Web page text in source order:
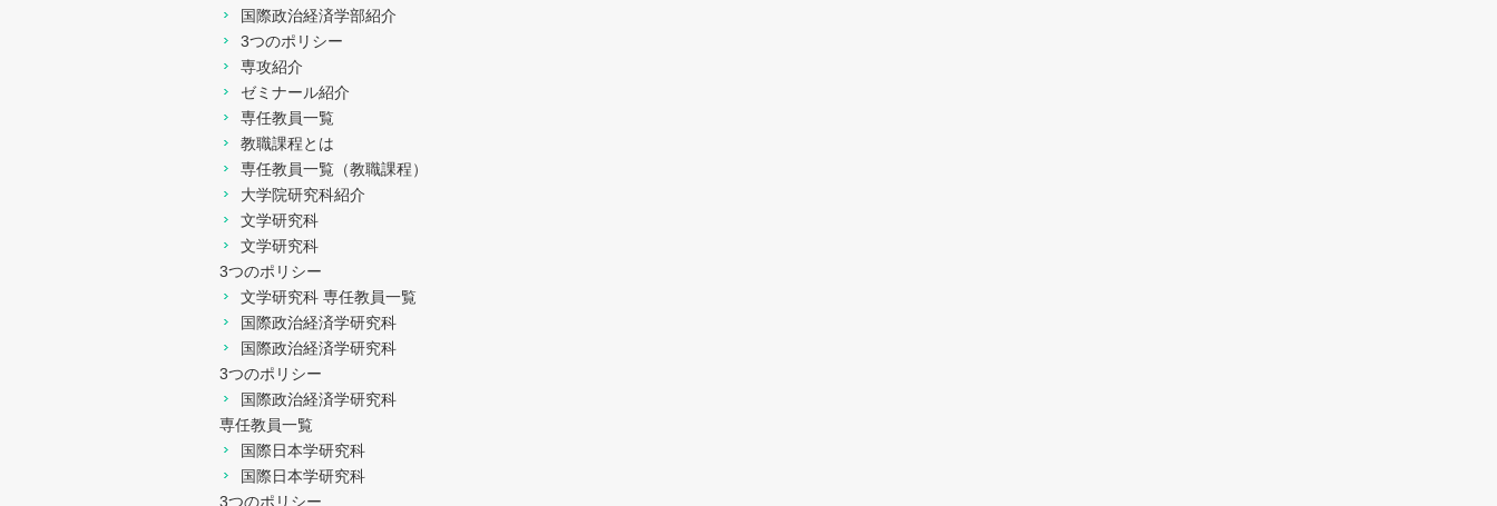
国際政治経済学部紹介
3つのポリシー
専攻紹介
ゼミナール紹介
専任教員一覧
教職課程とは
専任教員一覧（教職課程）
大学院研究科紹介
文学研究科
文学研究科
3つのポリシー
文学研究科 専任教員一覧
国際政治経済学研究科
国際政治経済学研究科
3つのポリシー
国際政治経済学研究科
専任教員一覧
国際日本学研究科
国際日本学研究科
3つのポリシー